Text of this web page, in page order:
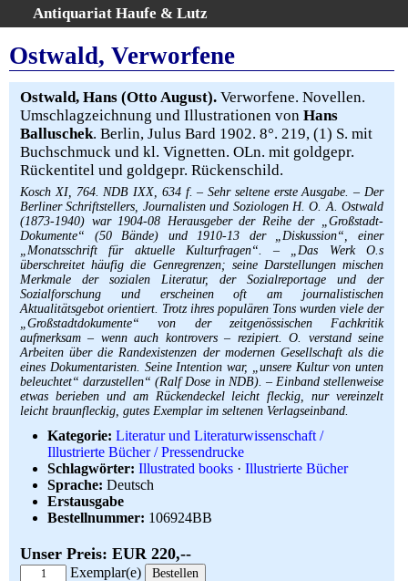
Antiquariat Haufe & Lutz
Home
Gesamtbestand
Erweiterte Suche
Kategorien
Schlagwörter
Warenkorb
AGB
Widerruf
Über uns
Aktuelle Kataloge
Kontakt
Ankauf
Links
Impressum
Ostwald, Verworfene
Ostwald, Hans (Otto August). Verworfene. Novellen.
Umschlagzeichnung und Illustrationen von Hans
Balluschek. Berlin, Julus Bard 1902. 8°. 219, (1) S. mit
Buchschmuck und kl. Vignetten. OLn. mit goldgepr.
Rückentitel und goldgepr. Rückenschild.
Kosch XI, 764. NDB IXX, 634 f. – Sehr seltene erste Ausgabe. – Der
Berliner Schriftstellers, Journalisten und Soziologen H. O. A. Ostwald
(1873-1940) war 1904-08 Herausgeber der Reihe der „Großstadt-
Dokumente“ (50 Bände) und 1910-13 der „Diskussion“, einer
„Monatsschrift für aktuelle Kulturfragen“. – „Das Werk O.s
überschreitet häufig die Genregrenzen; seine Darstellungen mischen
Merkmale der sozialen Literatur, der Sozialreportage und der
Sozialforschung und erscheinen oft am journalistischen
Aktualitätsgebot orientiert. Trotz ihres populären Tons wurden viele der
„Großstadtdokumente“ von der zeitgenössischen Fachkritik
aufmerksam – wenn auch kontrovers – rezipiert. O. verstand seine
Arbeiten über die Randexistenzen der modernen Gesellschaft als die
eines Dokumentaristen. Seine Intention war, „unsere Kultur von unten
beleuchtet“ darzustellen“ (Ralf Dose in NDB). – Einband stellenweise
etwas berieben und am Rückendeckel leicht fleckig, nur vereinzelt
leicht braunfleckig, gutes Exemplar im seltenen Verlagseinband.
Kategorie: Literatur und Literaturwissenschaft /
Illustrierte Bücher / Pressendrucke
Schlagwörter: Illustrated books · Illustrierte Bücher
Sprache: Deutsch
Erstausgabe
Bestellnummer: 106924BB
Unser Preis: EUR 220,--
Exemplar(e)